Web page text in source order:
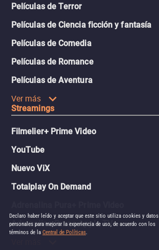
Declaro haber leído y aceptar que este sitio utiliza cookies y datos
personales para mejorar la experiencia de uso, de acuerdo con los
términos de la Central de Políticas.
Películas de Terror
Películas de Ciencia ficción y fantasía
Películas de Comedia
Películas de Romance
Películas de Aventura
Ver más
Streamings
Filmelier+ Prime Video
YouTube
Nuevo ViX
Totalplay On Demand
Adrenalina Pura+ Apple TV